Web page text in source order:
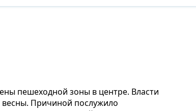
пешеходной зоны в центре. Власти
Причиной послужило